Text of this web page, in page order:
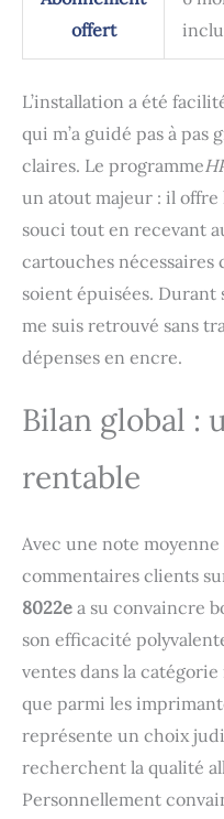
offert
L’installation a été
qui m’a guidé pas à
claires. Le programme
un atout majeur : il offre
souci tout en recevant
cartouches nécessaires
soient épuisées. Durant
me suis retrouvé sans
dépenses en encre.
Bilan global :
rentable
Avec une note
commentaires clients
8022e a su convaincre
son efficacité
ventes dans la
que parmi les
représente un choix
recherchent la qualité
Personnellement